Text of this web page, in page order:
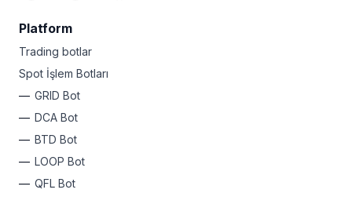
Platform
Trading botlar
Spot İşlem Botları
GRID Bot
DCA Bot
BTD Bot
LOOP Bot
QFL Bot